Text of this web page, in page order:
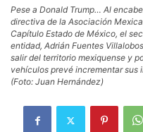
Pese a Donald Trump… Al
directiva de la Asociación
Capítulo Estado de México, el
entidad, Adrián Fuentes
salir del territorio mexiquense y
vehículos prevé incrementar sus
(Foto: Juan Hernández)